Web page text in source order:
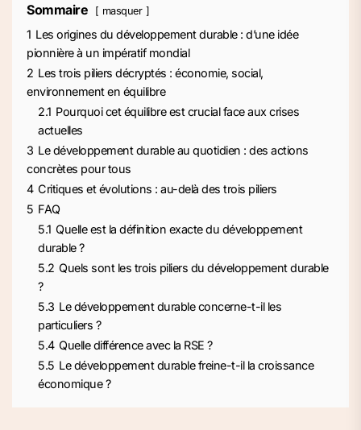
Sommaire masquer
1 Les origines du développement durable : d’une idée
pionnière à un impératif mondial
2 Les trois piliers décryptés : économie, social,
environnement en équilibre
2.1 Pourquoi cet équilibre est crucial face aux crises
actuelles
3 Le développement durable au quotidien : des actions
concrètes pour tous
4 Critiques et évolutions : au-delà des trois piliers
5 FAQ
5.1 Quelle est la définition exacte du développement
durable ?
5.2 Quels sont les trois piliers du développement durable
?
5.3 Le développement durable concerne-t-il les
particuliers ?
5.4 Quelle différence avec la RSE ?
5.5 Le développement durable freine-t-il la croissance
économique ?